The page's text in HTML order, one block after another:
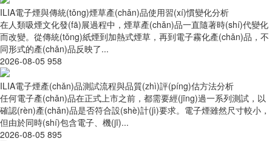
ILIA電子煙與傳統(tǒng)煙草產(chǎn)品使用習(xí)慣變化分析
在人類吸煙文化發(fā)展過程中，煙草產(chǎn)品一直隨著時(shí)代變化
而改變。從傳統(tǒng)紙煙到加熱式煙草，再到電子霧化產(chǎn)品，不
同形式的產(chǎn)品反映了...
2026-08-05 958
ILIA電子煙產(chǎn)品測試流程與品質(zhì)評(píng)估方法分析
任何電子產(chǎn)品在正式上市之前，都需要經(jīng)過一系列測試，以
確認(rèn)產(chǎn)品是否符合設(shè)計(jì)要求。電子煙雖然尺寸較小，
但由於同時(shí)包含電子、機(jī)...
2026-08-05 895